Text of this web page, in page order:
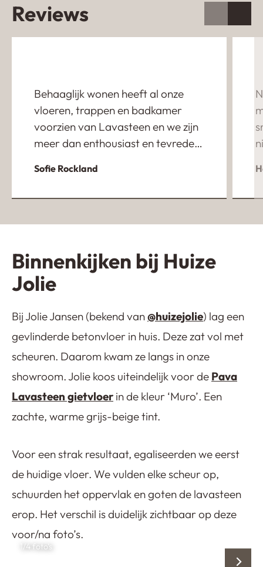
Reviews
Behaaglijk wonen heeft al onze
vloeren, trappen en badkamer
voorzien van Lavasteen en we zijn
meer dan enthousiast en tevreden
dat onze verbouwing enorm uit is
heeft zich super flexibel opgesteld.
Sofie Rockland
Binnenkijken bij Huize
Jolie
Bij Jolie Jansen (bekend van@huizejolie) lag een
gevlinderde betonvloer in huis. Deze zat vol met
scheuren. Daarom kwam ze langs in onze
showroom. Jolie koos uiteindelijk voor de Pava
Lavasteen gietvloerin de kleur ‘Muro’. Een
zachte, warme grijs-beige tint.
Voor een strak resultaat, egaliseerden we eerst
de huidige vloer. We vulden elke scheur op,
schuurden het oppervlak en goten de lavasteen
erop. Het verschil is duidelijk zichtbaar op deze
voor/na foto’s.
/4 foto’s